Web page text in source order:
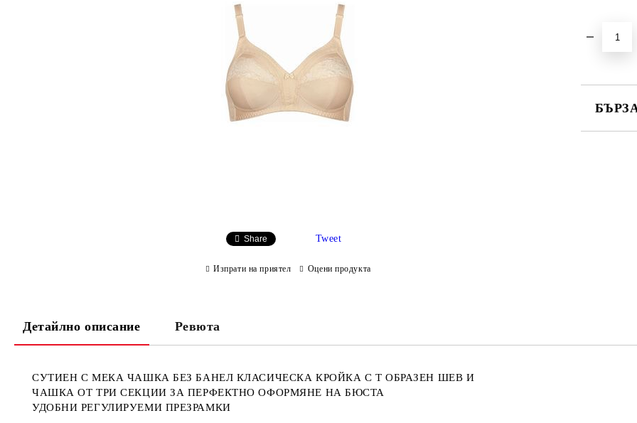
Share Tweet
Изпрати на приятел Оцени продукта
Детайлно описание Ревюта
СУТИЕН С МЕКА ЧАШКА БЕЗ БАНЕЛ КЛАСИЧЕСКА КРОЙКА С Т ОБРАЗЕН ШЕВ И
ЧАШКА ОТ ТРИ СЕКЦИИ ЗА ПЕРФЕКТНО ОФОРМЯНЕ НА БЮСТА
УДОБНИ РЕГУЛИРУЕМИ ПРЕЗРАМКИ